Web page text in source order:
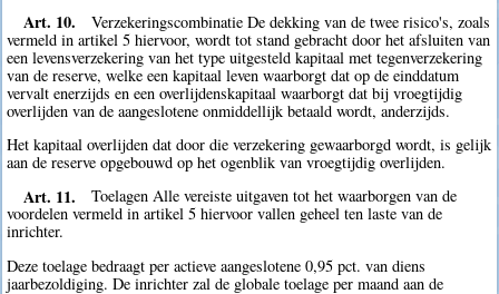
Art. 10.
Verzekeringscombinatie De dekking van de twee risico's, zoals
vermeld in artikel 5 hiervoor, wordt tot stand gebracht door het afsluiten van
een levensverzekering van het type uitgesteld kapitaal met tegenverzekering
van de reserve, welke een kapitaal leven waarborgt dat op de einddatum
vervalt enerzijds en een overlijdenskapitaal waarborgt dat bij vroegtijdig
overlijden van de aangeslotene onmiddellijk betaald wordt, anderzijds.
Het kapitaal overlijden dat door die verzekering gewaarborgd wordt, is gelijk
aan de reserve opgebouwd op het ogenblik van vroegtijdig overlijden.
Art. 11.
Toelagen Alle vereiste uitgaven tot het waarborgen van de
voordelen vermeld in artikel 5 hiervoor vallen geheel ten laste van de
inrichter.
Deze toelage bedraagt per actieve aangeslotene 0,95 pct. van diens
jaarbezoldiging. De inrichter zal de globale toelage per maand aan de